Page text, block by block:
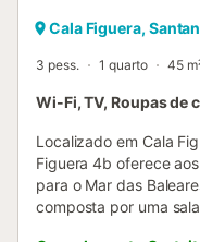
Cala Figuera,
3 pess. 1 quarto 45
Wi-Fi, TV, Roupas de
Localizado em Cala
Figuera 4b oferece
para o Mar das
composta por uma